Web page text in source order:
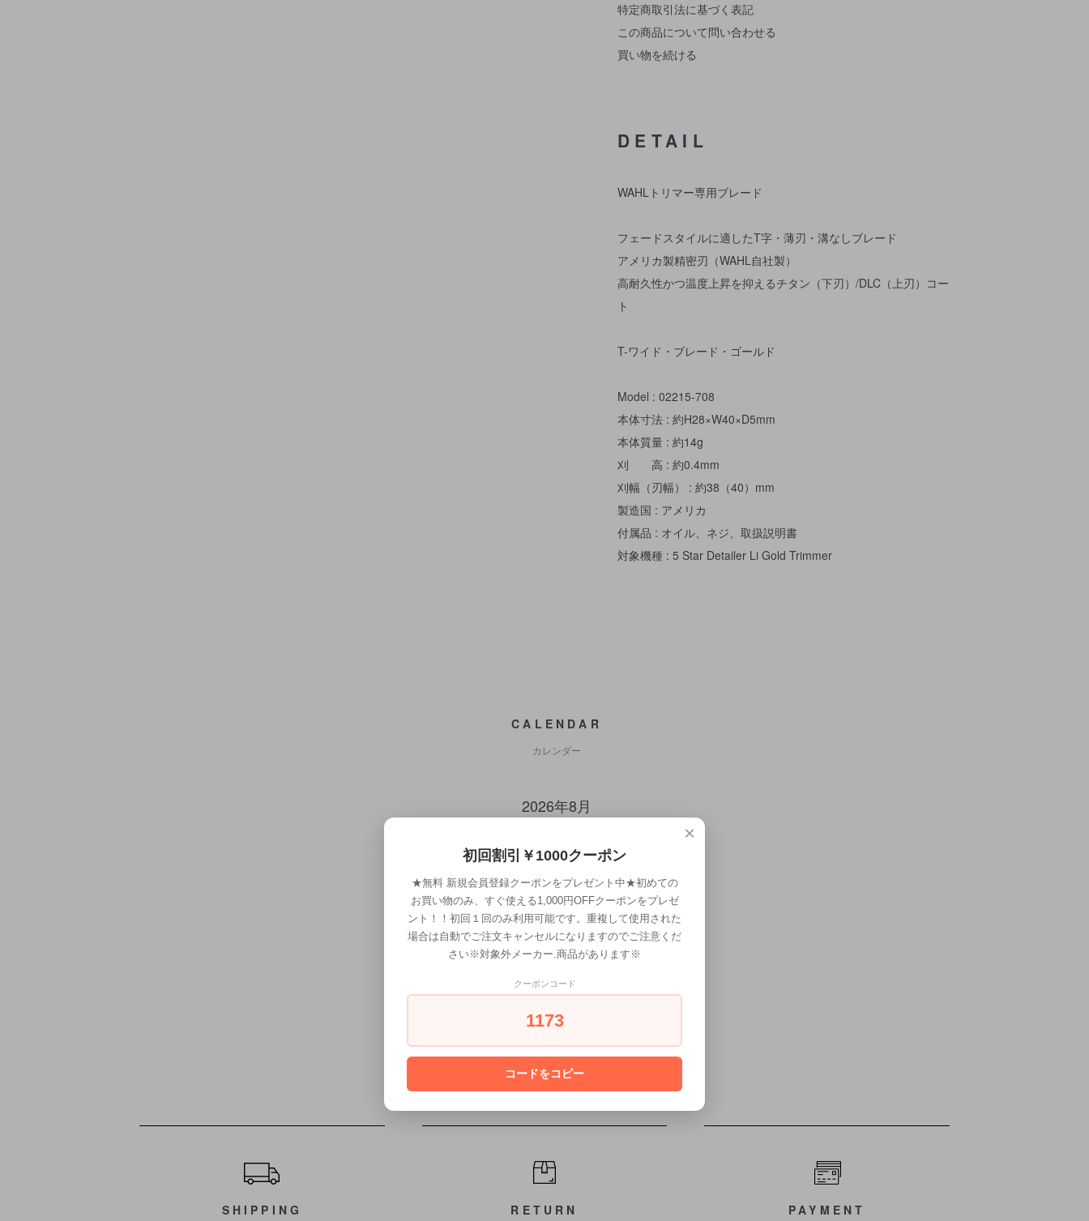
特定商取引法に基づく表記
この商品について問い合わせる
買い物を続ける
DETAIL
WAHLトリマー専用ブレード
フェードスタイルに適したT字・薄刃・溝なしブレード
アメリカ製精密刃（WAHL自社製）
高耐久性かつ温度上昇を抑えるチタン（下刃）/DLC（上刃）コー
ト
T-ワイド・ブレード・ゴールド
Model : 02215-708
本体寸法 : 約H28×W40×D5mm
本体質量 : 約14g
刈 高 : 約0.4mm
刈幅（刃幅） : 約38（40）mm
製造国 : アメリカ
付属品 : オイル、ネジ、取扱説明書
対象機種 : 5 Star Detailer Li Gold Trimmer
CALENDAR
カレンダー
2026年8月
3 4 5 6
8
9
10 11 12 13 14
15
16
17 19 20 21
22
30
31
SHIPPING RETURN PAYMENT
×
初回割引￥1000クーポン
★無料 新規会員登録クーポンをプレゼント中★初めての
お買い物のみ、すぐ使える1,000円OFFクーポンをプレゼ
ント！！初回１回のみ利用可能です。重複して使用された
場合は自動でご注文キャンセルになりますのでご注意くだ
さい※対象外メーカー.商品があります※
クーポンコード
1173
コードをコピー